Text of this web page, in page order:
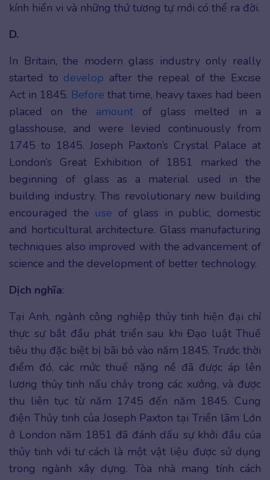
kính hiển vi và những thứ tương tự mới có thể ra đời.
D.
In Britain, the modern glass industry only really
started to develop after the repeal of the Excise
Act in 1845. Before that time, heavy taxes had been
placed on the amount of glass melted in a
glasshouse, and were levied continuously from
1745 to 1845. Joseph Paxton’s Crystal Palace at
London’s Great Exhibition of 1851 marked the
beginning of glass as a material used in the
building industry. This revolutionary new building
encouraged the use of glass in public, domestic
and horticultural architecture. Glass manufacturing
techniques also improved with the advancement of
science and the development of better technology.
Dịch nghĩa:
Tại Anh, ngành công nghiệp thủy tinh hiện đại chỉ
thực sự bắt đầu phát triển sau khi Đạo luật Thuế
tiêu thụ đặc biệt bị bãi bỏ vào năm 1845. Trước thời
điểm đó, các mức thuế nặng nề đã được áp lên
lượng thủy tinh nấu chảy trong các xưởng, và được
thu liên tục từ năm 1745 đến năm 1845. Cung
điện Thủy tinh của Joseph Paxton tại Triển lãm Lớn
ở London năm 1851 đã đánh dấu sự khởi đầu của
thủy tinh với tư cách là một vật liệu được sử dụng
trong ngành xây dựng. Tòa nhà mang tính cách